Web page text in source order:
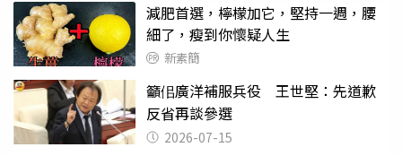
減肥首選，檸檬加它，堅持一週，腰
細了，瘦到你懷疑人生
新素簡
籲佀廣洋補服兵役 王世堅：先道歉
反省再談參選
2026-07-15